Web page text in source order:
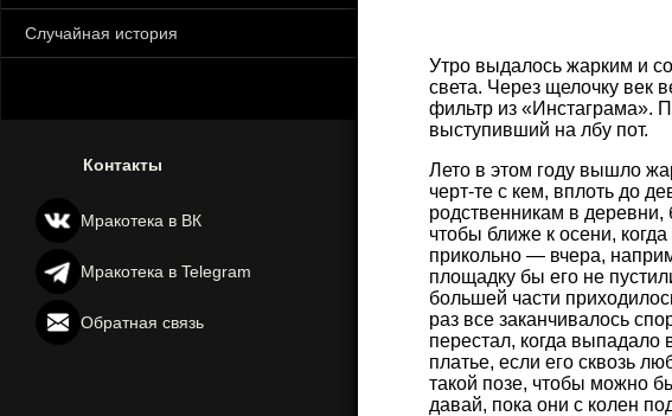
Случайная история
Контакты
Мракотека в ВК
Мракотека в Telegram
Обратная связь
Утро выдалось жарким и
света. Через щелочку век
фильтр из «Инстаграма».
выступивший на лбу пот.
Лето в этом году вышло
черт-те с кем, вплоть до
родственникам в деревни,
чтобы ближе к осени,
прикольно — вчера,
площадку бы его не
большей части
раз все заканчивалось
перестал, когда выпадало
платье, если его сквозь
такой позе, чтобы можно
давай, пока они с колен